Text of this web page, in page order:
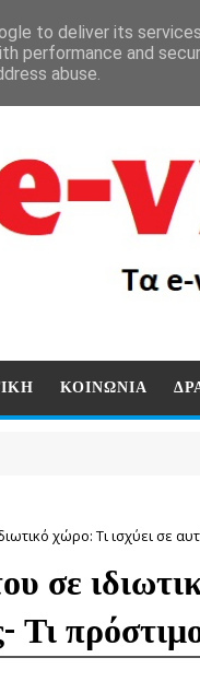
ΚΟΙΝΩΝΙΑ
χώρο: Τι ισχύει σε
σε
Τι
to deliver its
performance and
abuse.